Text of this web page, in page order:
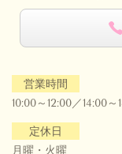
営業時間
10:00～12:00／14:00～
定休日
月曜・火曜